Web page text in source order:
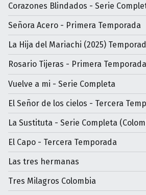
Corazones Blindados - Serie
Señora Acero - Primera Temporada
La Hija del Mariachi (2025)
Rosario Tijeras - Primera Temporada
Vuelve a mi - Serie Completa
El Señor de los cielos - Tercera
La Sustituta - Serie Completa
El Capo - Tercera Temporada
Las tres hermanas
Tres Milagros Colombia